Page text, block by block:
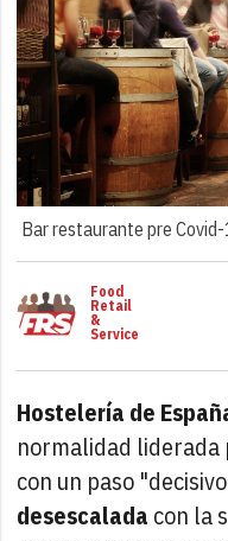
Bar restaurante pre
Food
Retail
&
Service
Hostelería de
normalidad liderada
con un paso
desescalada con la